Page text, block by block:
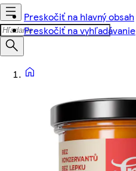
Preskočiť na hlavný obsah
Preskočiť na vyhľadávanie